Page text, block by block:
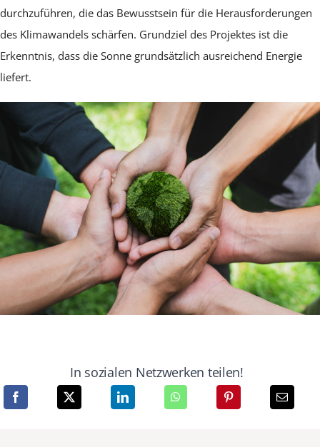
durchzuführen, die das Bewusstsein für die Herausforderungen
des Klimawandels schärfen. Grundziel des Projektes ist die
Erkenntnis, dass die Sonne grundsätzlich ausreichend Energie
liefert.
In sozialen Netzwerken teilen!